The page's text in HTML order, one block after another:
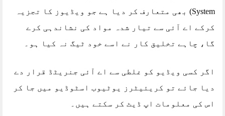
System) بھی متعارف کر دیا ہے جو ویڈیوز کا تجزیہ
کرکے اے آئی سے تیار شدہ مواد کی نشاندہی کرے
گا، چاہے تخلیق کار نے اسے خود ٹیگ نہ کیا ہو۔
اگر کسی ویڈیو کو غلطی سے اے آئی جنریٹڈ قرار دے
دیا جائے تو کریئیٹرز یوٹیوب اسٹوڈیو میں جا کر
اس کی معلومات اپ ڈیٹ کر سکتے ہیں۔